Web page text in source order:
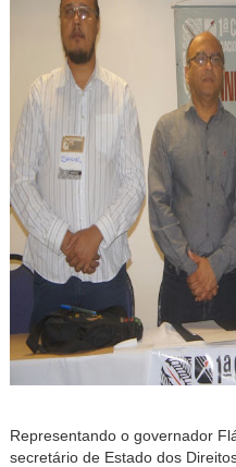
Representando o governador
secretário de Estado dos